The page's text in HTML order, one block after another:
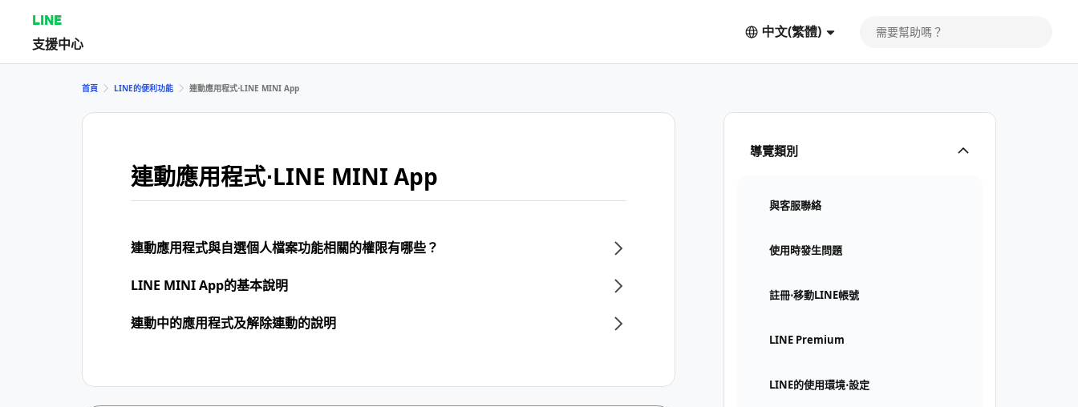
LINE
支援中心
中文(繁體)
導覽類別
與客服聯絡
使用時發生問題
註冊⋅移動LINE帳號
LINE Premium
LINE的使用環境⋅設定
首頁 LINE的便利功能 連動應用程式⋅LINE MINI App
連動應用程式⋅LINE MINI App
連動應用程式與自選個人檔案功能相關的權限有哪些？
LINE MINI App的基本說明
連動中的應用程式及解除連動的說明